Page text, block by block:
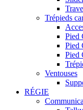
Trépieds
Pied
Pied
Pied
Ventouses
RÉGIE